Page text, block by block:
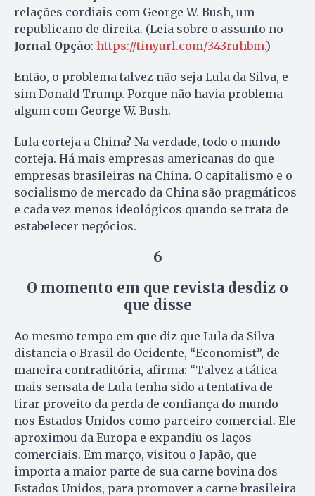
relações cordiais com George W. Bush, um
republicano de direita. (Leia sobre o assunto no
Jornal Opção: https://tinyurl.com/343ruhbm.)
Então, o problema talvez não seja Lula da Silva, e
sim Donald Trump. Porque não havia problema
algum com George W. Bush.
Lula corteja a China? Na verdade, todo o mundo
corteja. Há mais empresas americanas do que
empresas brasileiras na China. O capitalismo e o
socialismo de mercado da China são pragmáticos
e cada vez menos ideológicos quando se trata de
estabelecer negócios.
6
O momento em que revista desdiz o
que disse
Ao mesmo tempo em que diz que Lula da Silva
distancia o Brasil do Ocidente, “Economist”, de
maneira contraditória, afirma: “Talvez a tática
mais sensata de Lula tenha sido a tentativa de
tirar proveito da perda de confiança do mundo
nos Estados Unidos como parceiro comercial. Ele
aproximou da Europa e expandiu os laços
comerciais. Em março, visitou o Japão, que
importa a maior parte de sua carne bovina dos
Estados Unidos, para promover a carne brasileira